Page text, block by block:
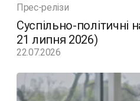
Прес-релізи
Суспільно-політичні
21 липня 2026)
22.07.2026